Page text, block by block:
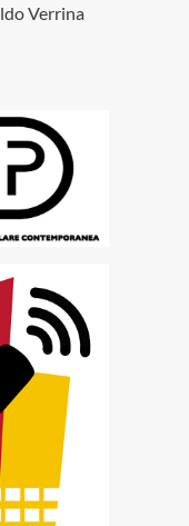
Verrina